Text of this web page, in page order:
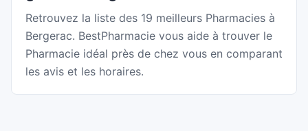
Retrouvez la liste des 19 meilleurs Pharmacies à
Bergerac. BestPharmacie vous aide à trouver le
Pharmacie idéal près de chez vous en comparant
les avis et les horaires.